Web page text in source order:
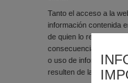
Tanto el acceso a la
información contenida
de quien lo realiza. El
consecuencia, daño o
o uso de información,
resulten de las